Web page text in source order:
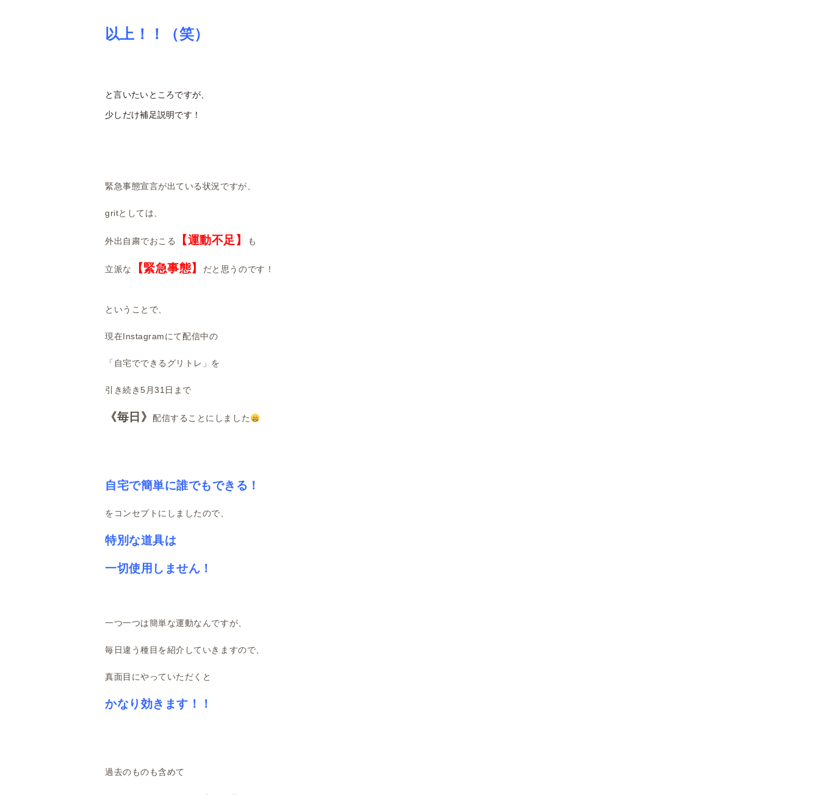
以上！！（笑）
と言いたいところですが、
少しだけ補足説明です！
緊急事態宣言が出ている状況ですが、
gritとしては、
外出自粛でおこる 【運動不足】 も
立派な 【緊急事態】 だと思うのです！
ということで、
現在Instagramにて配信中の
「自宅でできるグリトレ」を
引き続き5月31日まで
《毎日》配信することにしました
自宅で簡単に誰でもできる！
をコンセプトにしましたので、
特別な道具は
一切使用しません！
一つ一つは簡単な運動なんですが、
毎日違う種目を紹介していきますので、
真面目にやっていただくと
かなり効きます！！
過去のものも含めて